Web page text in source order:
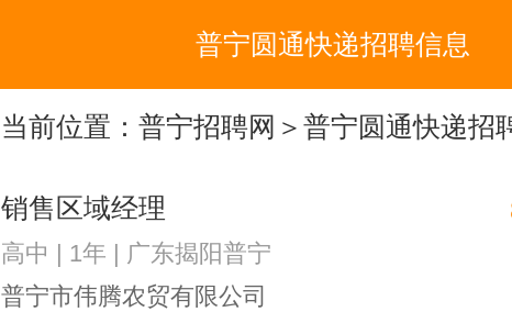
普宁圆通快递招聘信息
当前位置： 普宁招聘网 ＞普宁圆通快递招
销售区域经理
高中 | 1年 | 广东揭阳普宁
普宁市伟腾农贸有限公司